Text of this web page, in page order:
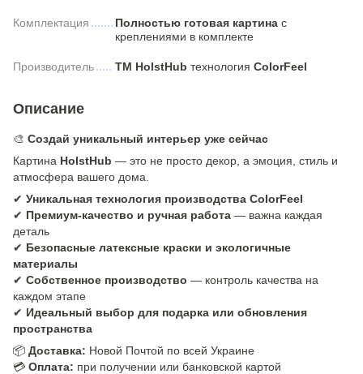
Комплектация Полностью готовая картина с
креплениями в комплекте
Производитель ТМ HolstHub технология ColorFeel
Описание
🎨 Создай уникальный интерьер уже сейчас
Картина HolstHub — это не просто декор, а эмоция, стиль и
атмосфера вашего дома.
✔ Уникальная технология производства ColorFeel
✔ Премиум-качество и ручная работа — важна каждая
деталь
✔ Безопасные латексные краски и экологичные
материалы
✔ Собственное производство — контроль качества на
каждом этапе
✔ Идеальный выбор для подарка или обновления
пространства
📦 Доставка: Новой Почтой по всей Украине
💳 Оплата: при получении или банковской картой